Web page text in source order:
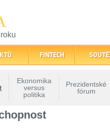
trhu
FINTECH
Ekonomika
versus
politika
Prezidentské
fórum
» Fórum Zlaté koruny -